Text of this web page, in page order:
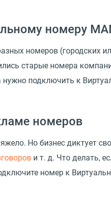
номеру
номеров (городских
старые номера
нужно подключить к
номеров
Но бизнес диктует
и т. д. Что делать,
номер к